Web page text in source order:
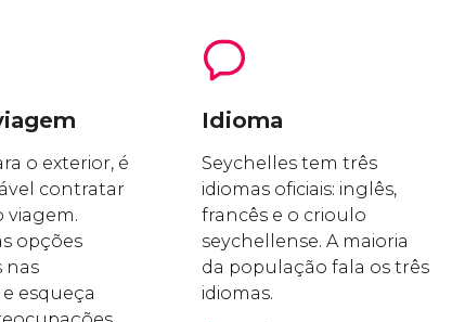
o exterior, é
contratar
viagem.
opções
nas
esqueça
Idioma
Seychelles tem três
idiomas oficiais: inglês,
francês e o crioulo
seychellense. A maioria
da população fala os três
idiomas.